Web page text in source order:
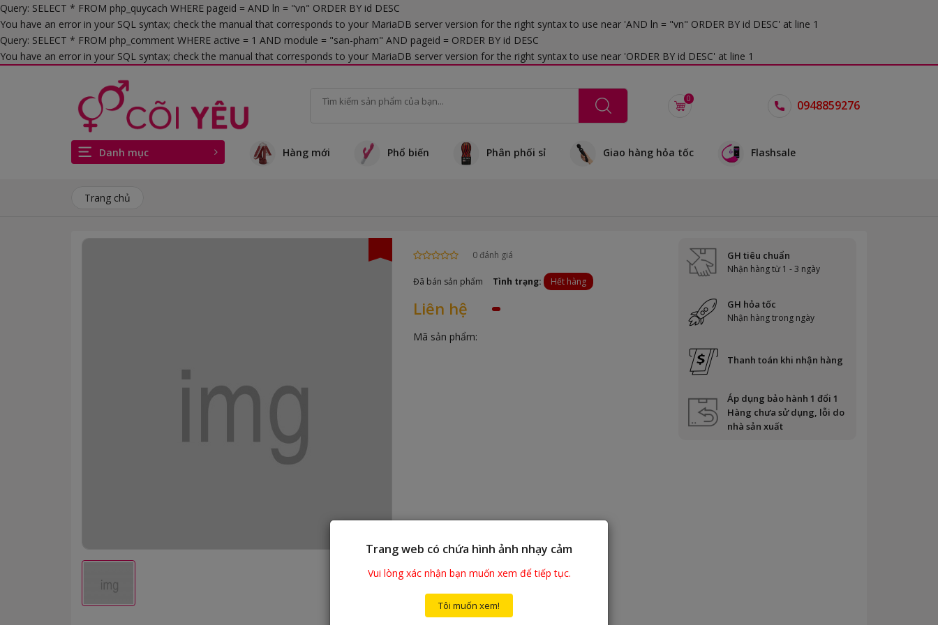
Query: SELECT * FROM php_quycach WHERE pageid = AND ln = "vn" ORDER BY id DESC
You have an error in your SQL syntax; check the manual that corresponds to your MariaDB server version for the right syntax to use near 'AND ln = "vn" ORDER BY id DESC' at line 1
Query: SELECT * FROM php_comment WHERE active = 1 AND module = "san-pham" AND pageid = ORDER BY id DESC
You have an error in your SQL syntax; check the manual that corresponds to your MariaDB server version for the right syntax to use near 'ORDER BY id DESC' at line 1
0 0948859276
Danh mục Hàng mới Phổ biến Phân phối sỉ Giao hàng hỏa tốc Flashsale
Trang chủ
0 đánh giá
Đã bán sản phẩm Tình trạng: Hết hàng
Liên hệ
Mã sản phẩm:
GH tiêu chuẩn
Nhận hàng từ 1 - 3 ngày
GH hỏa tốc
Nhận hàng trong ngày
Thanh toán khi nhận hàng
Áp dụng bảo hành 1 đổi 1
Hàng chưa sử dụng, lỗi do
nhà sản xuất
Trang web có chứa hình ảnh nhạy cảm
Vui lòng xác nhận bạn muốn xem để tiếp tục.
Tôi muốn xem!